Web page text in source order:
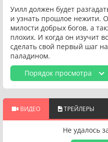
Уилл должен будет
и узнать прошлое нежити.
милости добрых богов, а
плохих. И когда он изучит
сделать свой первый шаг
паладином.
Порядок просмотра
ВИДЕО ТРЕЙЛЕРЫ
Не удалось